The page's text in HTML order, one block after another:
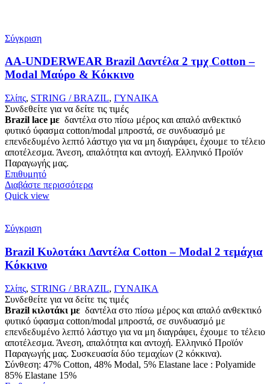
Σύγκριση
AA-UNDERWEAR Brazil Δαντέλα 2 τμχ Cotton –
Modal Μαύρο & Κόκκινο
Σλίπς, STRING / BRAZIL, ΓΥΝΑΙΚΑ
Συνδεθείτε για να δείτε τις τιμές
Brazil lace με δαντέλα στο πίσω μέρος και απαλό ανθεκτικό
φυτικό ύφασμα cotton/modal μπροστά, σε συνδυασμό με
επενδεδυμένο λεπτό λάστιχο για να μη διαγράφει, έχουμε το τέλειο
αποτέλεσμα. Άνεση, απαλότητα και αντοχή. Ελληνικό Προϊόν
Παραγωγής μας.
Επιθυμητό
Διαβάστε περισσότερα
Quick view
Σύγκριση
Brazil Κυλοτάκι Δαντέλα Cotton – Modal 2 τεμάχια
Κόκκινο
Σλίπς, STRING / BRAZIL, ΓΥΝΑΙΚΑ
Συνδεθείτε για να δείτε τις τιμές
Brazil κιλοτάκι με δαντέλα στο πίσω μέρος και απαλό ανθεκτικό
φυτικό ύφασμα cotton/modal μπροστά, σε συνδυασμό με
επενδεδυμένο λεπτό λάστιχο για να μη διαγράφει, έχουμε το τέλειο
αποτέλεσμα. Άνεση, απαλότητα και αντοχή. Ελληνικό Προϊόν
Παραγωγής μας. Συσκευασία δύο τεμαχίων (2 κόκκινα).
Σύνθεση: 47% Cotton, 48% Modal, 5% Elastane lace : Polyamide
85% Elastane 15%